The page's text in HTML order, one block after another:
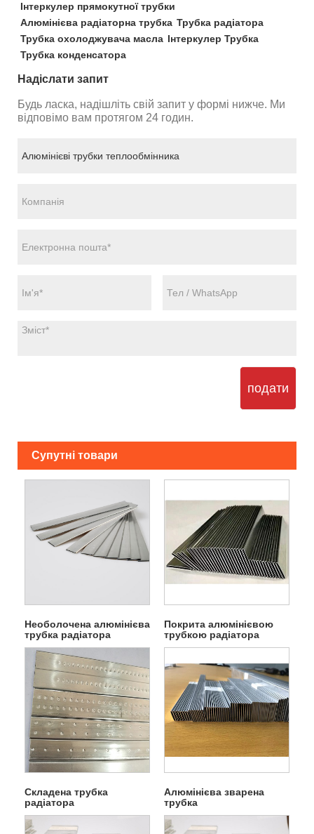
Інтеркулер прямокутної трубки
Алюмінієва радіаторна трубка Трубка радіатора
Трубка охолоджувача масла Інтеркулер Трубка
Трубка конденсатора
Надіслати запит
Будь ласка, надішліть свій запит у формі нижче. Ми
відповімо вам протягом 24 годин.
подати
Супутні товари
Необолочена алюмінієва
трубка радіатора
Покрита алюмінієвою
трубкою радіатора
Складена трубка
радіатора
Алюмінієва зварена
трубка